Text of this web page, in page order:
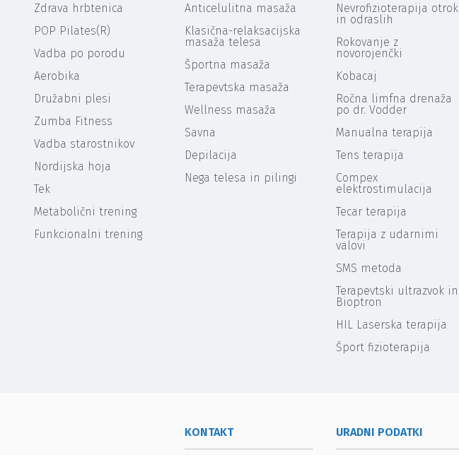
Zdrava hrbtenica
POP Pilates(R)
Vadba po porodu
Aerobika
Družabni plesi
Zumba Fitness
Vadba starostnikov
Nordijska hoja
Tek
Metabolični trening
Funkcionalni trening
Anticelulitna masaža
Klasična-relaksacijska
masaža telesa
Športna masaža
Terapevtska masaža
Wellness masaža
Savna
Depilacija
Nega telesa in pilingi
Nevrofizioterapija otrok
in odraslih
Rokovanje z
novorojenčki
Kobacaj
Ročna limfna drenaža
po dr. Vodder
Manualna terapija
Tens terapija
Compex
elektrostimulacija
Tecar terapija
Terapija z udarnimi
valovi
SMS metoda
Terapevtski ultrazvok in
Bioptron
HIL Laserska terapija
Šport fizioterapija
KONTAKT URADNI PODATKI